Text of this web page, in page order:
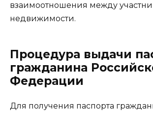
взаимоотношения между
недвижимости.
Процедура выдачи
гражданина
Федерации
Для получения паспорта